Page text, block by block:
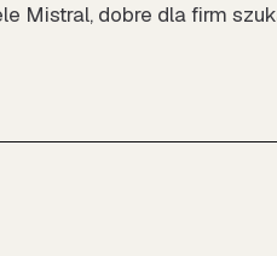
Mistral, dobre dla firm